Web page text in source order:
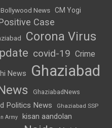
Bollywood News CM Yogi
Case
Corona Virus
covid-19 Crime
News Ghaziabad
GhaziabadNews
Politics News Ghaziabad SSP
Army kisan aandolan